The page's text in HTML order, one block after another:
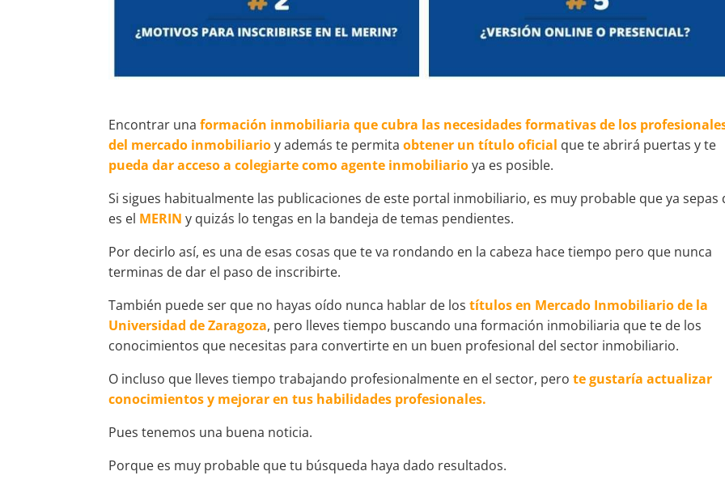
Encontrar unaformación inmobiliaria que cubra las necesidades formativas de los
del mercado inmobiliarioy además te permitaobtener un título oficial que te abrirá puertas y te
pueda dar acceso a colegiarte como agente inmobiliarioya es posible.
Si sigues habitualmente las publicaciones de este portal inmobiliario, es muy probable que ya sepas
es el MERIN y quizás lo tengas en la bandeja de temas pendientes.
Por decirlo así, es una de esas cosas que te va rondando en la cabeza hace tiempo pero que nunca
terminas de dar el paso de inscribirte.
También puede ser que no hayas oído nunca hablar de lostítulos en Mercado Inmobiliario de la
Universidad de Zaragoza, pero lleves tiempo buscando una formación inmobiliaria que te de los
conocimientos que necesitas para convertirte en un buen profesional del sector inmobiliario.
O incluso que lleves tiempo trabajando profesionalmente en el sector, perote gustaría actualizar
conocimientos y mejorar en tus habilidades profesionales.
Pues tenemos una buena noticia.
Porque es muy probable que tu búsqueda haya dado resultados.